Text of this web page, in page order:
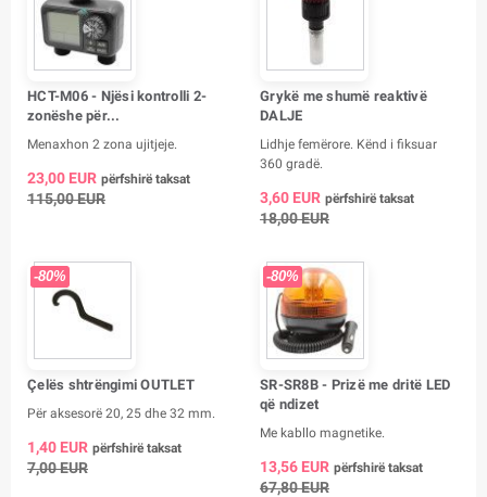
HCT-M06 - Njësi kontrolli 2-
zonëshe për...
Menaxhon 2 zona ujitjeje.
23,00 EUR përfshirë taksat
115,00 EUR
Grykë me shumë reaktivë
DALJE
Lidhje femërore. Kënd i fiksuar
360 gradë.
3,60 EUR përfshirë taksat
18,00 EUR
-80%
Çelës shtrëngimi OUTLET
Për aksesorë 20, 25 dhe 32 mm.
1,40 EUR përfshirë taksat
7,00 EUR
-80%
SR-SR8B - Prizë me dritë LED
që ndizet
Me kabllo magnetike.
13,56 EUR përfshirë taksat
67,80 EUR